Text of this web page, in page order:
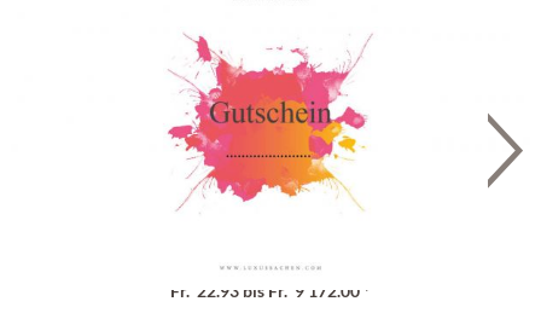
Geschenkgutschein
Fr. 22.93 bis Fr. 9'172.00 *